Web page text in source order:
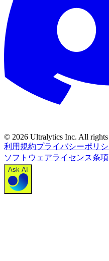
© 2026 Ultralytics Inc. All rights
利用規約プライバシーポリ
ソフトウェアライセンス条項
Ask AI